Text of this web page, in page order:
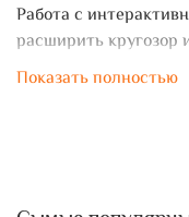
Работа с
расширить кругозор
логическое
Книга сделана из
Показать полностью